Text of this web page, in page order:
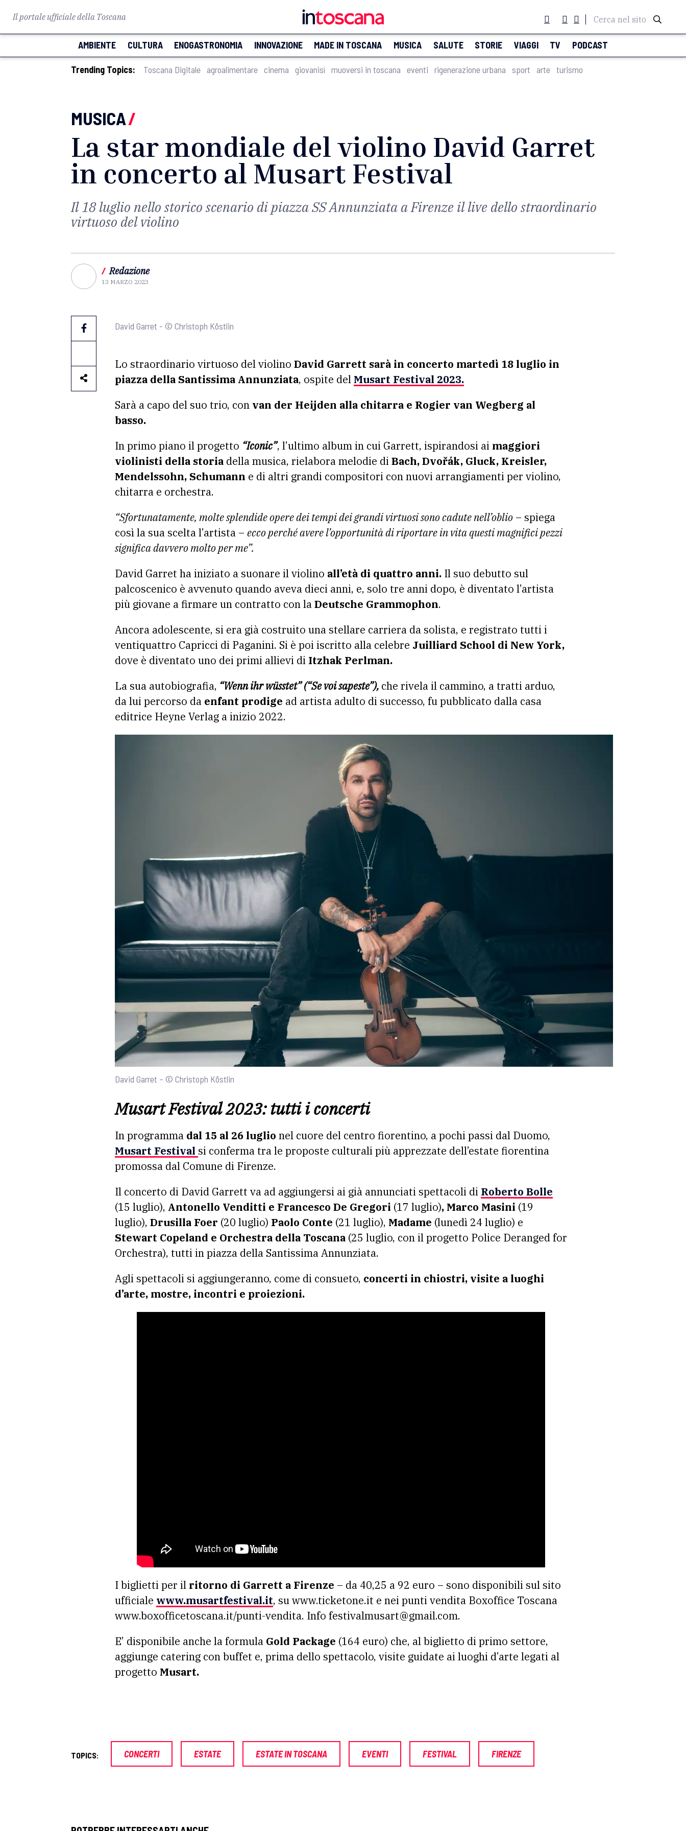
Il portale ufficiale della Toscana Cerca nel sito
AMBIENTE CULTURA ENOGASTRONOMIA INNOVAZIONE MADE IN TOSCANA MUSICA SALUTE STORIE VIAGGI TV PODCAST
Trending Topics: Toscana Digitale agroalimentare cinema giovanisì muoversi in toscana eventi rigenerazione urbana sport arte turismo
MUSICA/
La star mondiale del violino David Garret
in concerto al Musart Festival
Il 18 luglio nello storico scenario di piazza SS Annunziata a Firenze il live dello straordinario
virtuoso del violino
/ Redazione
13 MARZO 2023
David Garret - © Christoph Köstlin
Lo straordinario virtuoso del violino David Garrett sarà in concerto martedì 18 luglio in
piazza della Santissima Annunziata, ospite del Musart Festival 2023.
Sarà a capo del suo trio, con van der Heijden alla chitarra e Rogier van Wegberg al
basso.
In primo piano il progetto “Iconic”, l’ultimo album in cui Garrett, ispirandosi ai maggiori
violinisti della storia della musica, rielabora melodie di Bach, Dvořák, Gluck, Kreisler,
Mendelssohn, Schumann e di altri grandi compositori con nuovi arrangiamenti per violino,
chitarra e orchestra.
“Sfortunatamente, molte splendide opere dei tempi dei grandi virtuosi sono cadute nell’oblio – spiega
così la sua scelta l’artista – ecco perché avere l’opportunità di riportare in vita questi magnifici pezzi
significa davvero molto per me”.
David Garret ha iniziato a suonare il violino all’età di quattro anni. Il suo debutto sul
palcoscenico è avvenuto quando aveva dieci anni, e, solo tre anni dopo, è diventato l’artista
più giovane a firmare un contratto con laDeutsche Grammophon.
Ancora adolescente, si era già costruito una stellare carriera da solista, e registrato tutti i
ventiquattro Capricci di Paganini. Si è poi iscritto alla celebre Juilliard School di New York,
dove è diventato uno dei primi allievi di Itzhak Perlman.
La sua autobiografia, “Wenn ihr wüsstet” (“Se voi sapeste”), che rivela il cammino, a tratti arduo,
da lui percorso da enfant prodige ad artista adulto di successo, fu pubblicato dalla casa
editrice Heyne Verlag a inizio 2022.
David Garret – © Christoph Köstlin
Musart Festival 2023: tutti i concerti
In programma dal 15 al 26 luglio nel cuore del centro fiorentino, a pochi passi dal Duomo,
Musart Festival si conferma tra le proposte culturali più apprezzate dell’estate fiorentina
promossa dal Comune di Firenze.
Il concerto di David Garrett va ad aggiungersi ai già annunciati spettacoli di Roberto Bolle
(15 luglio), Antonello Venditti e Francesco De Gregori (17 luglio), Marco Masini (19
luglio), Drusilla Foer (20 luglio) Paolo Conte (21 luglio), Madame (lunedì 24 luglio) e
Stewart Copeland e Orchestra della Toscana (25 luglio, con il progetto Police Deranged for
Orchestra), tutti in piazza della Santissima Annunziata.
Agli spettacoli si aggiungeranno, come di consueto, concerti in chiostri, visite a luoghi
d’arte, mostre, incontri e proiezioni.
I biglietti per il ritorno di Garrett a Firenze – da 40,25 a 92 euro – sono disponibili sul sito
ufficiale www.musartfestival.it, su www.ticketone.it e nei punti vendita Boxoffice Toscana
www.boxofficetoscana.it/punti-vendita. Info festivalmusart@gmail.com.
E’ disponibile anche la formula Gold Package (164 euro) che, al biglietto di primo settore,
aggiunge catering con buffet e, prima dello spettacolo, visite guidate ai luoghi d’arte legati al
progetto Musart.
TOPICS: CONCERTI ESTATE ESTATE IN TOSCANA EVENTI FESTIVAL FIRENZE